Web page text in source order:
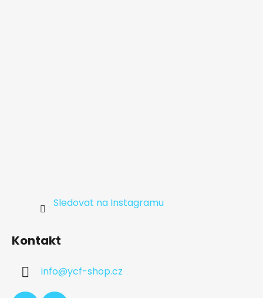
Sledovat na Instagramu
Kontakt
info@ycf-shop.cz